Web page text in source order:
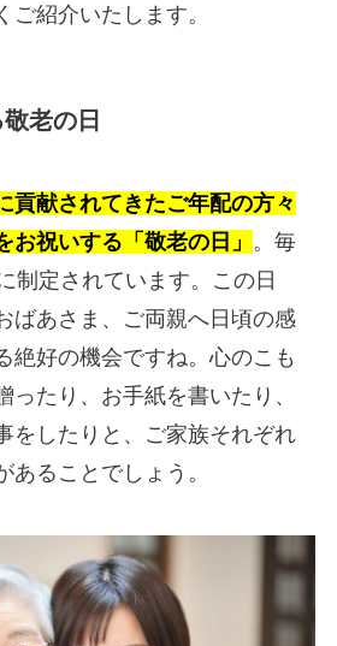
ご紹介いたします。
老の日
貢献されてきたご年配の方々
お祝いする「敬老の日」 。毎
制定されています。この日
ばあさま、ご両親へ日頃の感
絶好の機会ですね。心のこも
ったり、お手紙を書いたり、
をしたりと、ご家族それぞれ
あることでしょう。